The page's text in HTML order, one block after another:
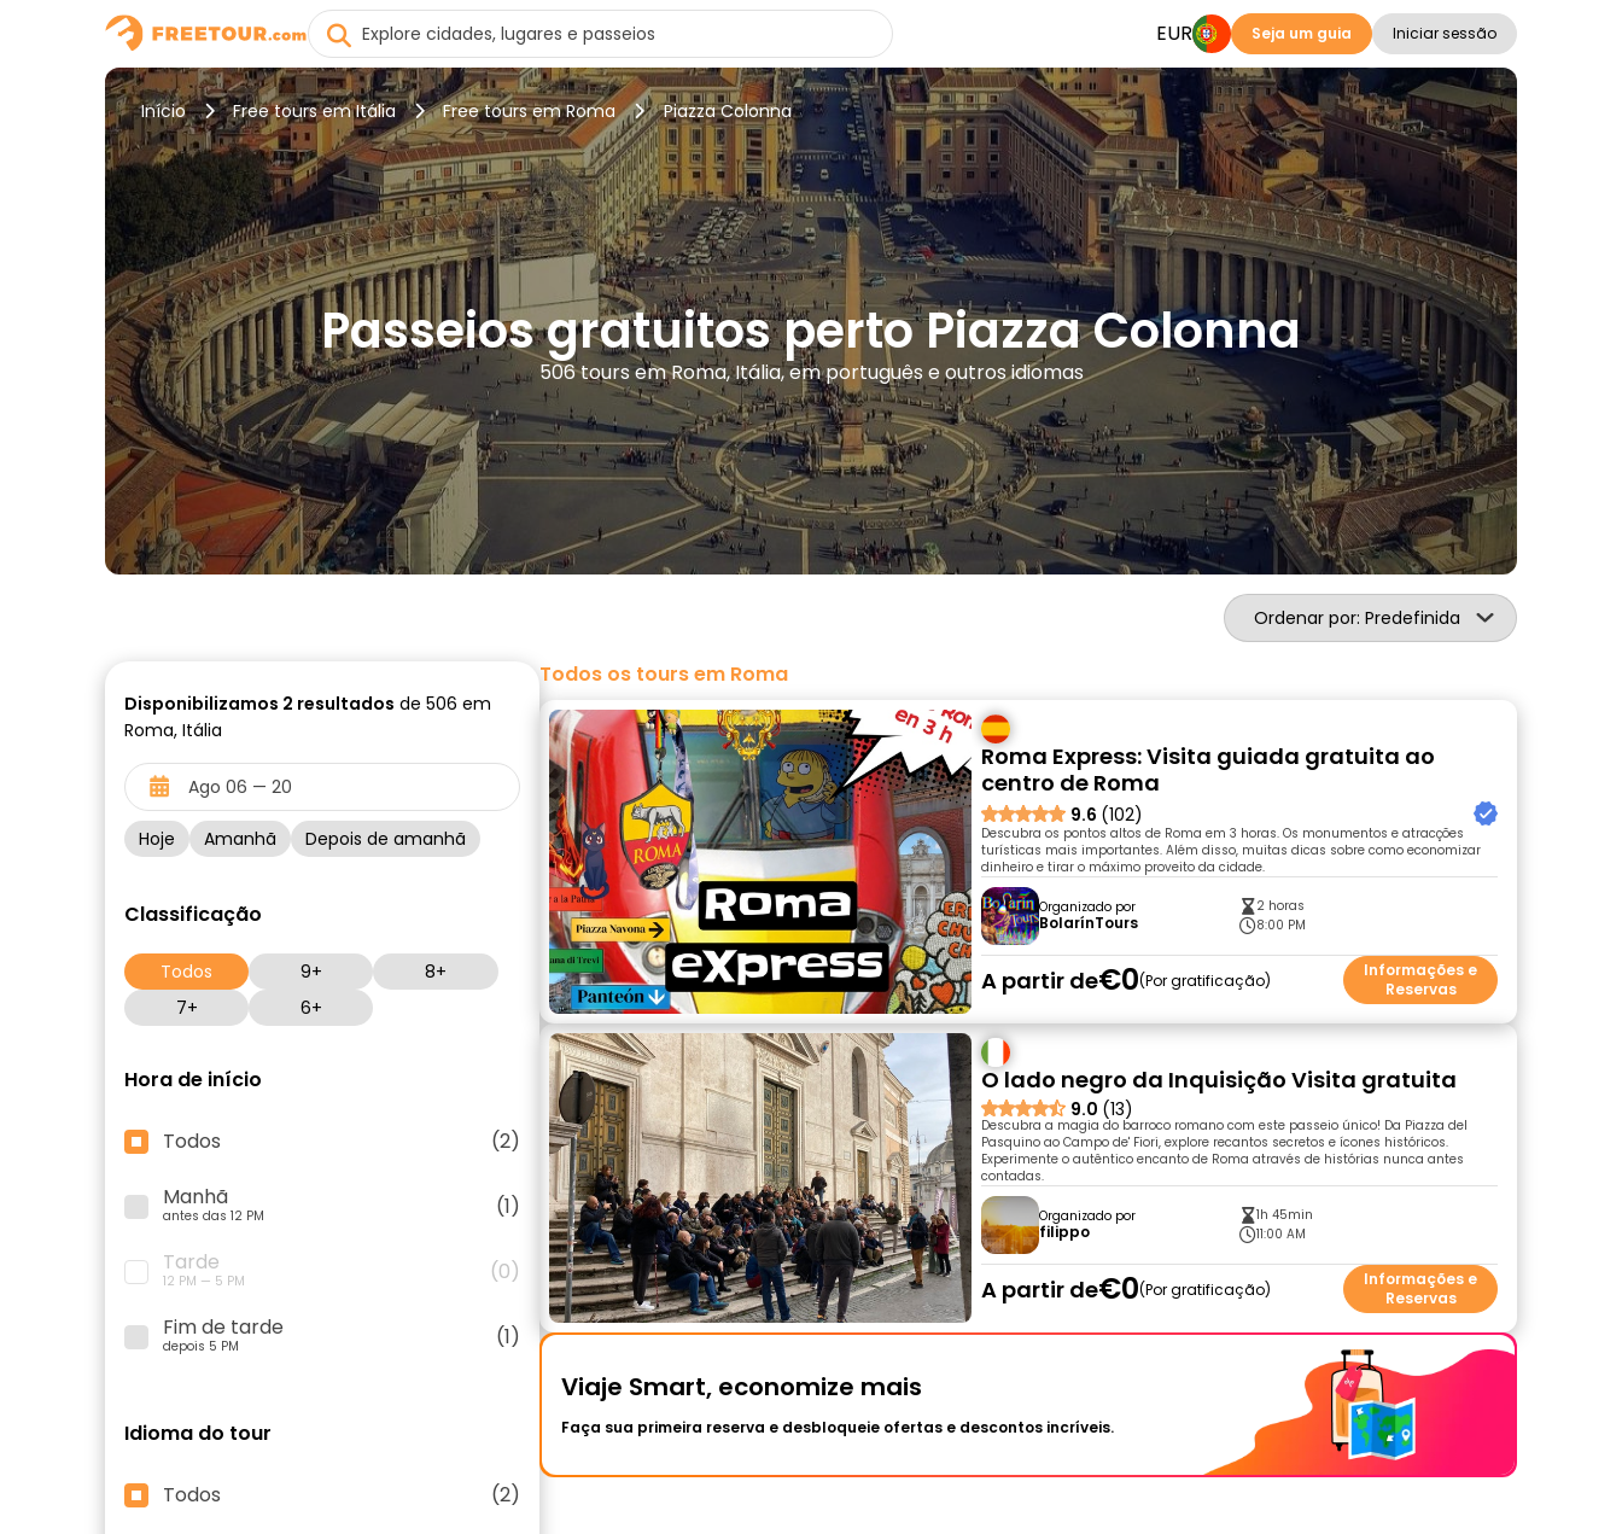
EUR Seja um guia Iniciar sessão
Início Free tours em Itália Free tours em Roma Piazza Colonna
Passeios gratuitos perto Piazza Colonna
506 tours em Roma, Itália, em português e outros idiomas
Ordenar por: Predefinida
Disponibilizamos 2 resultados de 506 em
Roma, Itália
Hoje Amanhã Depois de amanhã
Classificação
Todos 9+
8+
7+
6+
Hora de início
Todos
(2)
Manhã
antes das 12 PM
(1)
Tarde
12 PM — 5 PM
(0)
Fim de tarde
depois 5 PM (1)
Idioma do tour
Todos (2)
Todos os tours em Roma
Roma Express: Visita guiada gratuita ao
centro de Roma
9.6 (102)
Descubra os pontos altos de Roma em 3 horas. Os monumentos e atracções
turísticas mais importantes. Além disso, muitas dicas sobre como economizar
dinheiro e tirar o máximo proveito da cidade.
Organizado por
BolarínTours
2 horas
8:00 PM
A partir de€0 Por gratificação
Informações e
Reservas
O lado negro da Inquisição Visita gratuita
9.0 (13)
Descubra a magia do barroco romano com este passeio único! Da Piazza del
Pasquino ao Campo de' Fiori, explore recantos secretos e ícones históricos.
Experimente o autêntico encanto de Roma através de histórias nunca antes
contadas.
Organizado por
filippo
1h 45min
11:00 AM
A partir de€0 Por gratificação
Informações e
Reservas
Viaje Smart, economize mais
Faça sua primeira reserva e desbloqueie ofertas e descontos incríveis.